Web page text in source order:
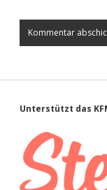
Unterstützt das